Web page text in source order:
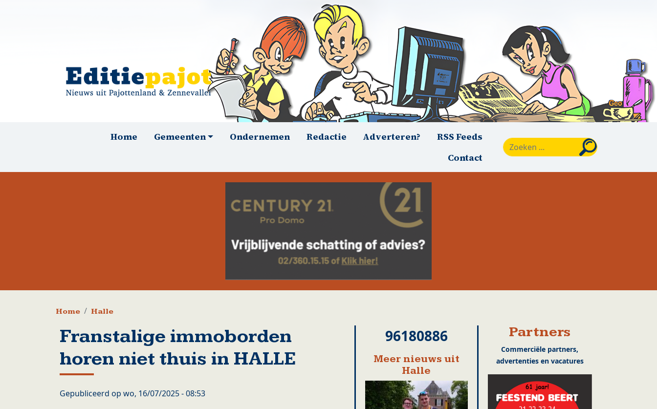
HoofdnavigatieHome Gemeenten Ondernemen Redactie Adverteren?
RSS Feeds
Contact
Kruimelpad
Home Halle
Franstalige immoborden
horen niet thuis in HALLE
Gepubliceerd op wo, 16/07/2025 - 08:53
96180886
Meer nieuws uit
Halle
Partners
Commerciële partners,
advertenties en vacatures